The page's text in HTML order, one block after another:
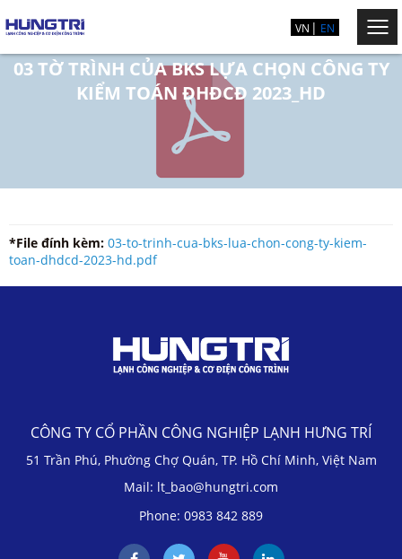
VN EN
03 TỜ TRÌNH CỦA BKS LỰA CHỌN CÔNG TY
KIỂM TOÁN ĐHĐCĐ 2023_HD
*File đính kèm: 03-to-trinh-cua-bks-lua-chon-cong-ty-kiem-
toan-dhdcd-2023-hd.pdf
CÔNG TY CỔ PHẦN CÔNG NGHIỆP LẠNH HƯNG TRÍ
51 Trần Phú, Phường Chợ Quán, TP. Hồ Chí Minh, Việt Nam
Mail: lt_bao@hungtri.com
Phone: 0983 842 889